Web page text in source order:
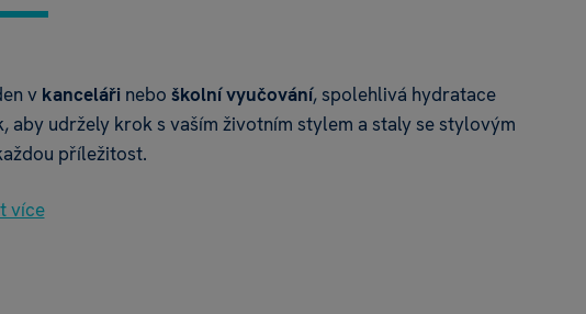
v kanceláři nebo školnívyučování, spolehlivá hydratace
aby udržely krok s vaším životním stylem a staly se stylovým
příležitost.
více